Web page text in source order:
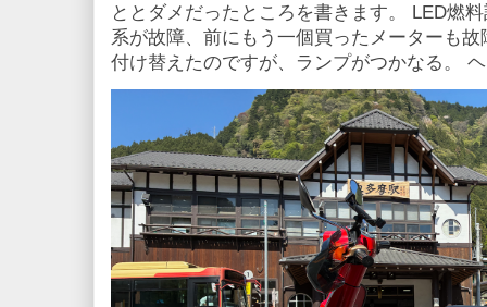
ととダメだったところを書きます。 LED燃
系が故障、前にもう一個買ったメーターも
付け替えたのですが、ランプがつかなる。